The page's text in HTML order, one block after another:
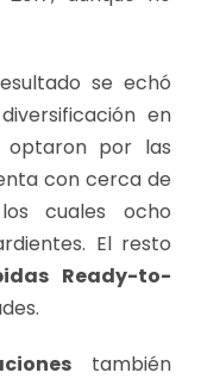
se echó
en
optaron por las
con cerca de
cuales ocho
El resto
Ready-to-
también